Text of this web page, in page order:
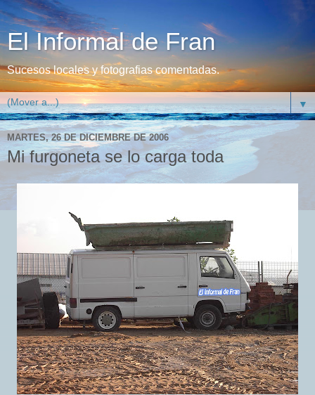
El Informal de Fran
Sucesos locales y fotografias comentadas.
▼
MARTES, 26 DE DICIEMBRE DE 2006
Mi furgoneta se lo carga toda